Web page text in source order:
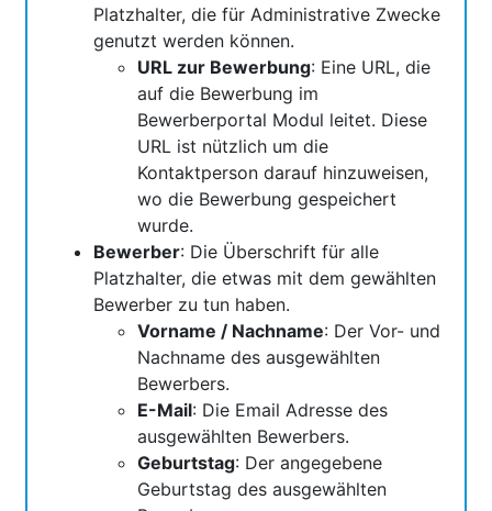
Platzhalter, die für Administrative Zwecke
genutzt werden können.
URL zur Bewerbung: Eine URL, die
auf die Bewerbung im
Bewerberportal Modul leitet. Diese
URL ist nützlich um die
Kontaktperson darauf hinzuweisen,
wo die Bewerbung gespeichert
wurde.
Bewerber: Die Überschrift für alle
Platzhalter, die etwas mit dem gewählten
Bewerber zu tun haben.
Vorname / Nachname: Der Vor- und
Nachname des ausgewählten
Bewerbers.
E-Mail: Die Email Adresse des
ausgewählten Bewerbers.
Geburtstag: Der angegebene
Geburtstag des ausgewählten